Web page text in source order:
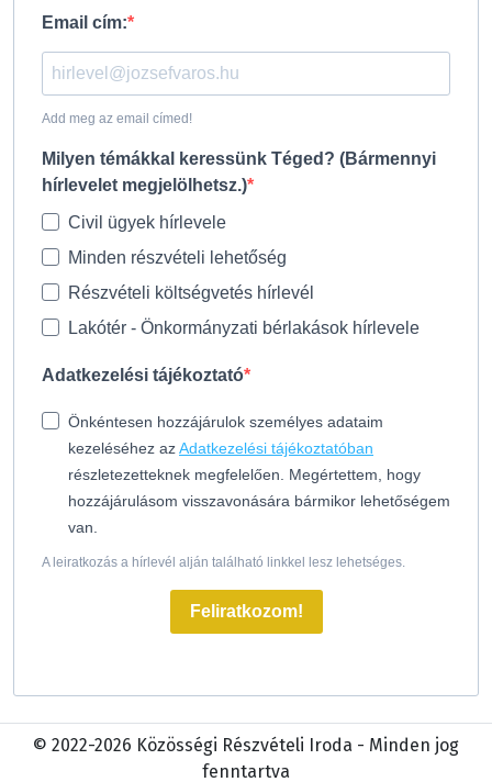
Email cím:
Add meg az email címed!
Milyen témákkal keressünk Téged? (Bármennyi
hírlevelet megjelölhetsz.)
Civil ügyek hírlevele
Minden részvételi lehetőség
Részvételi költségvetés hírlevél
Lakótér - Önkormányzati bérlakások hírlevele
Adatkezelési tájékoztató
Önkéntesen hozzájárulok személyes adataim
kezeléséhez azAdatkezelési tájékoztatóban
részletezetteknek megfelelően. Megértettem, hogy
hozzájárulásom visszavonására bármikor lehetőségem
van.
A leiratkozás a hírlevél alján található linkkel lesz lehetséges.
Feliratkozom!
© 2022-2026 Közösségi Részvételi Iroda - Minden jog
fenntartva